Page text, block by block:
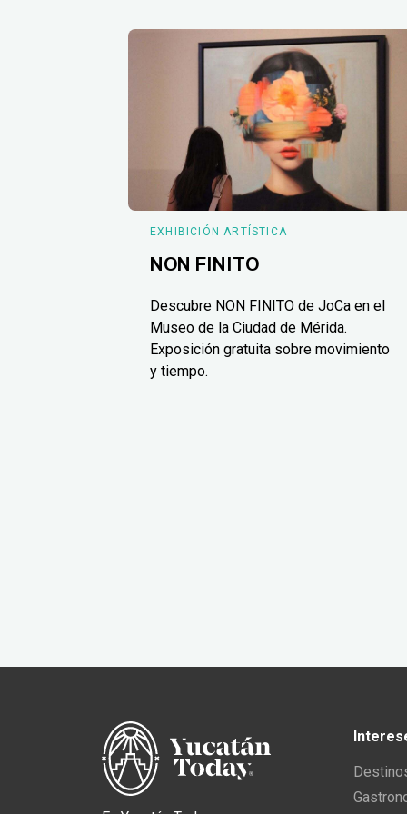
EXHIBICIÓN ARTÍSTICA
NON FINITO
Descubre NON FINITO de JoCa en el
Museo de la Ciudad de Mérida.
Exposición gratuita sobre movimiento
y tiempo.